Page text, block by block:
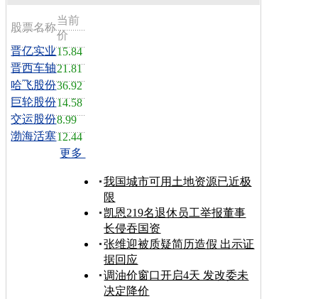
股票名称
当前
价
晋亿实业15.84
晋西车轴21.81
哈飞股份36.92
巨轮股份14.58
交运股份8.99
渤海活塞12.44
更多
我国城市可用土地资源已近极
限
凯恩219名退休员工举报董事
长侵吞国资
张维迎被质疑简历造假 出示证
据回应
调油价窗口开启4天 发改委未
决定降价